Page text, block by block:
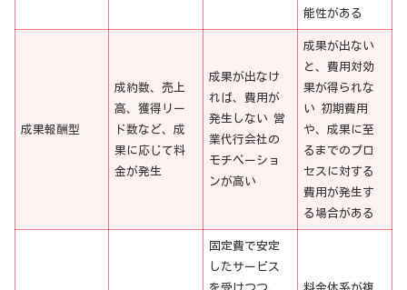
能性がある
成果報酬型
成約数、売上
高、獲得リー
ド数など、成
果に応じて料
金が発生
成果が出なけ
れば、費用が
発生しない 営
業代行会社の
モチベーショ
ンが高い
成果が出ない
と、費用対効
果が得られな
い 初期費用
や、成果に至
るまでのプロ
セスに対する
費用が発生す
る場合がある
固定費で安定
したサービス